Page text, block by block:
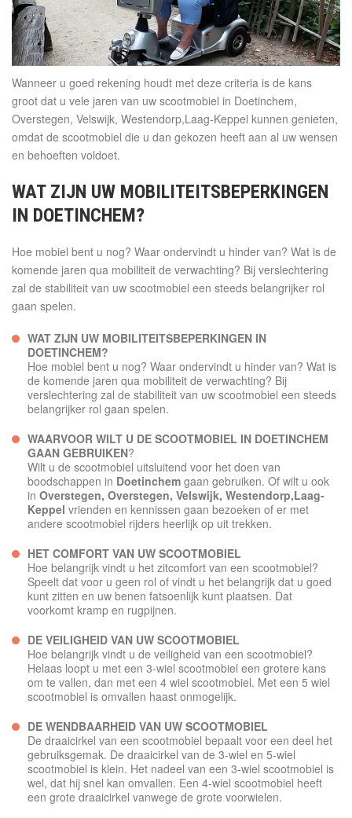
Wanneer u goed rekening houdt met deze criteria is de kans
groot dat u vele jaren van uw scootmobiel in Doetinchem,
Overstegen, Velswijk, Westendorp,Laag-Keppel kunnen genieten,
omdat de scootmobiel die u dan gekozen heeft aan al uw wensen
en behoeften voldoet.
WAT ZIJN UW MOBILITEITSBEPERKINGEN
IN DOETINCHEM?
Hoe mobiel bent u nog? Waar ondervindt u hinder van? Wat is de
komende jaren qua mobiliteit de verwachting? Bij verslechtering
zal de stabiliteit van uw scootmobiel een steeds belangrijker rol
gaan spelen.
WAT ZIJN UW MOBILITEITSBEPERKINGEN IN
DOETINCHEM?
Hoe mobiel bent u nog? Waar ondervindt u hinder van? Wat is
de komende jaren qua mobiliteit de verwachting? Bij
verslechtering zal de stabiliteit van uw scootmobiel een steeds
belangrijker rol gaan spelen.
WAARVOOR WILT U DE SCOOTMOBIEL IN DOETINCHEM
GAAN GEBRUIKEN?
Wilt u de scootmobiel uitsluitend voor het doen van
boodschappen in Doetinchem gaan gebruiken. Of wilt u ook
in Overstegen, Overstegen, Velswijk, Westendorp,Laag-
Keppel vrienden en kennissen gaan bezoeken of er met
andere scootmobiel rijders heerlijk op uit trekken.
HET COMFORT VAN UW SCOOTMOBIEL
Hoe belangrijk vindt u het zitcomfort van een scootmobiel?
Speelt dat voor u geen rol of vindt u het belangrijk dat u goed
kunt zitten en uw benen fatsoenlijk kunt plaatsen. Dat
voorkomt kramp en rugpijnen.
DE VEILIGHEID VAN UW SCOOTMOBIEL
Hoe belangrijk vindt u de veiligheid van een scootmobiel?
Helaas loopt u met een 3-wiel scootmobiel een grotere kans
om te vallen, dan met een 4 wiel scootmobiel. Met een 5 wiel
scootmobiel is omvallen haast onmogelijk.
DE WENDBAARHEID VAN UW SCOOTMOBIEL
De draaicirkel van een scootmobiel bepaalt voor een deel het
gebruiksgemak. De draaicirkel van de 3-wiel en 5-wiel
scootmobiel is klein. Het nadeel van een 3-wiel scootmobiel is
wel, dat hij snel kan omvallen. Een 4-wiel scootmobiel heeft
een grote draaicirkel vanwege de grote voorwielen.